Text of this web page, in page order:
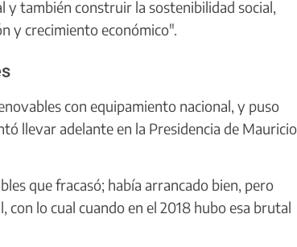
también construir la sostenibilidad social,
y crecimiento económico".
con equipamiento nacional, y puso
llevar adelante en la Presidencia de Mauricio
que fracasó; había arrancado bien, pero
lo cual cuando en el 2018 hubo esa brutal